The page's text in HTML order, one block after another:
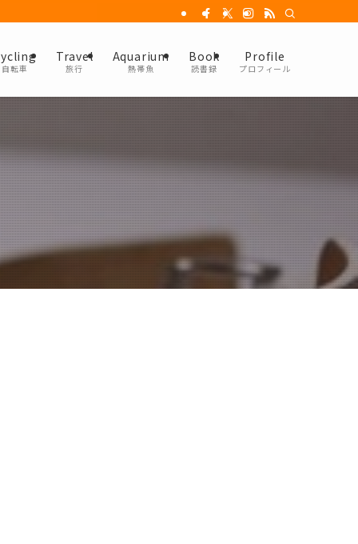
自転車
Travel
旅行
Aquarium
熱帯魚
Book
読書録
Profile
プロフィール